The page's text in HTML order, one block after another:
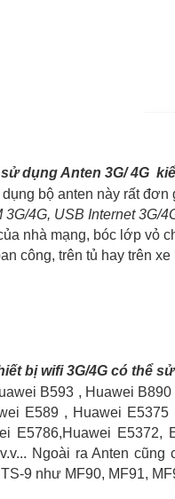
dụng Anten 3G/ 4G
bộ anten này rất đơn
3G/4G, USB Internet 3G/
nhà mạng, bóc lớp vỏ
công, trên tủ hay trên
bị wifi 3G/4G có thể
B593 , Huawei B890 ,
E589 , Huawei
E5786,Huawei E5372,
Ngoài ra Anten
9 như MF90, MF91,